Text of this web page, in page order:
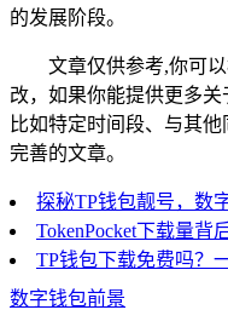
的发展阶段。
文章仅供参考,你可
改，如果你能提供更多关
比如特定时间段、与其
完善的文章。
探秘TP钱包靓号，数
TokenPocket下载量背
TP钱包下载免费吗？
数字钱包前景